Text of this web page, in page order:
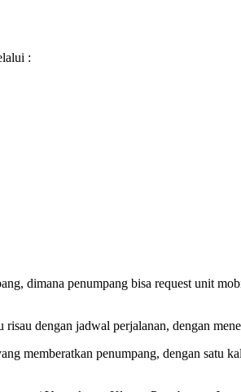
:
dimana penumpang bisa request unit
risau dengan jadwal perjalanan, dengan
memberatkan penumpang, dengan satu